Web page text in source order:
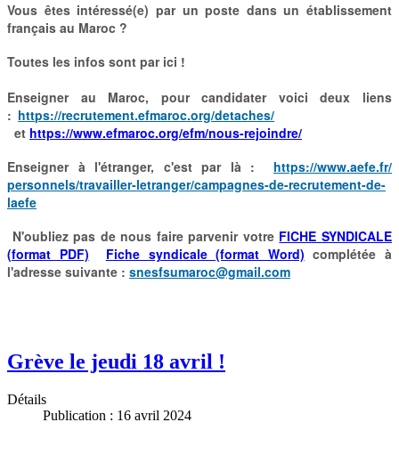
Vous êtes intéressé(e) par un poste dans un établissement
français au Maroc ?
Toutes les infos sont par ici !
Enseigner au Maroc, pour candidater voici deux liens
: https://recrutement.efmaroc.org/detaches/
et https://www.efmaroc.org/efm/nous-rejoindre/
Enseigner à l'étranger, c'est par là : https://www.aefe.fr/
personnels/travailler-letranger/campagnes-de-recrutement-de-
laefe
N'oubliez pas de nous faire parvenir votre FICHE SYNDICALE
(format PDF)
Fiche syndicale (format Word) complétée à
l'adresse suivante : snesfsumaroc@gmail.com
Grève le jeudi 18 avril !
Détails
Publication : 16 avril 2024